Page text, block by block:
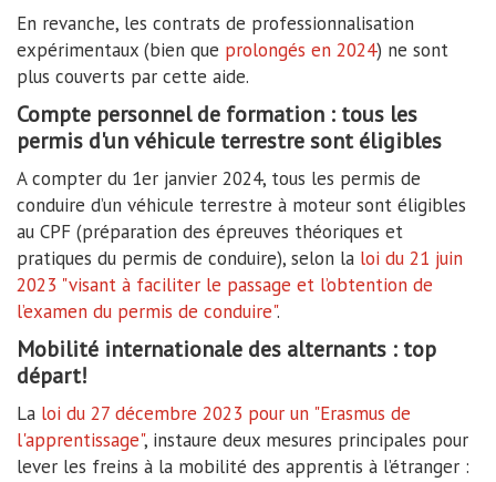
En revanche, les contrats de professionnalisation
expérimentaux (bien que prolongés en 2024) ne sont
plus couverts par cette aide.
Compte personnel de formation : tous les
permis d'un véhicule terrestre sont éligibles
A compter du 1er janvier 2024, tous les permis de
conduire d’un véhicule terrestre à moteur sont éligibles
au CPF (préparation des épreuves théoriques et
pratiques du permis de conduire), selon la loi du 21 juin
2023 "visant à faciliter le passage et l’obtention de
l’examen du permis de conduire".
Mobilité internationale des alternants : top
départ!
La loi du 27 décembre 2023 pour un "Erasmus de
l'apprentissage", instaure deux mesures principales pour
lever les freins à la mobilité des apprentis à l’étranger :